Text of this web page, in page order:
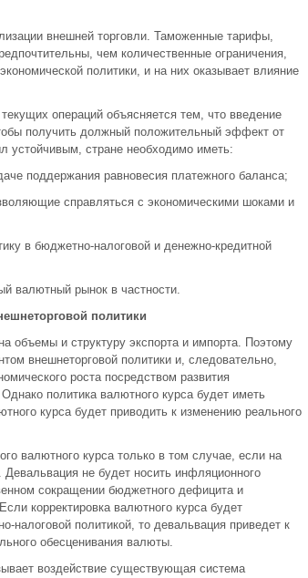
внешней торговли. Таможенные тарифы,
чем количественные ограничения,
политики, и на них оказывает влияние
операций объясняется тем, что введение
получить должный положительный эффект от
устойчивым, стране необходимо иметь:
поддержания равновесия платежного баланса;
справляться с экономическими шоками и
в бюджетно-налоговой и денежно-кредитной
валютный рынок в частности.
политики
и структуру экспорта и импорта. Поэтому
внешнеторговой политики и, следовательно,
роста посредством развития
политика валютного курса будет иметь
курса будет приводить к изменению реального
валютного курса только в том случае, если на
не будет носить инфляционного
сокращении бюджетного дефицита и
корректировка валютного курса будет
политикой, то девальвация приведет к
обесценивания валюты.
воздействие существующая система